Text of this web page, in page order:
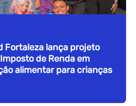
Fortaleza lança projeto
de Renda em
alimentar para crianças